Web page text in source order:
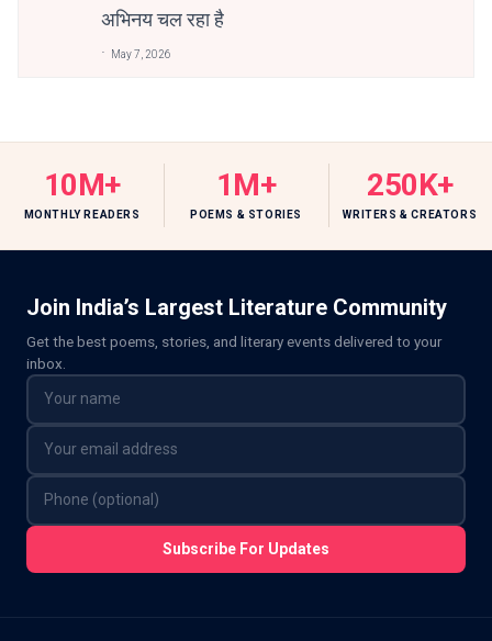
अभिनय चल रहा है
May 7, 2026
10M+
MONTHLY READERS
1M+
POEMS & STORIES
250K+
WRITERS & CREATORS
Join India’s Largest Literature Community
Get the best poems, stories, and literary events delivered to your
inbox.
Subscribe For Updates